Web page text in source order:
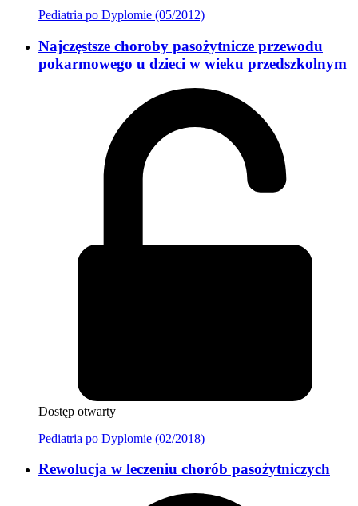
Pediatria po Dyplomie (05/2012)
Najczęstsze choroby pasożytnicze przewodu
pokarmowego u dzieci w wieku przedszkolnym
Dostęp otwarty
Pediatria po Dyplomie (02/2018)
Rewolucja w leczeniu chorób pasożytniczych